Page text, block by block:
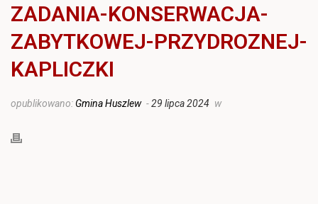
ZADANIA-KONSERWACJA-
ZABYTKOWEJ-PRZYDROZNEJ-
KAPLICZKI
opublikowano: Gmina Huszlew -29 lipca 2024 w